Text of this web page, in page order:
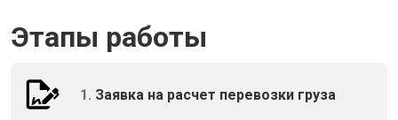
Этапы работы
1. Заявка на расчет перевозки груза